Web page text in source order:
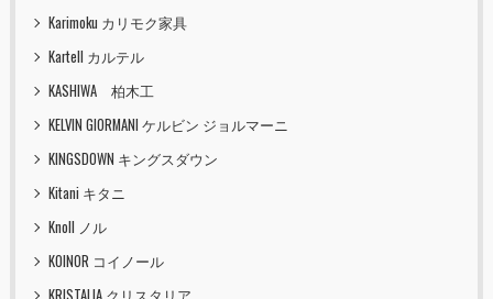
Karimoku カリモク家具
Kartell カルテル
KASHIWA 柏木工
KELVIN GIORMANI ケルビン ジョルマーニ
KINGSDOWN キングスダウン
Kitani キタニ
Knoll ノル
KOINOR コイノール